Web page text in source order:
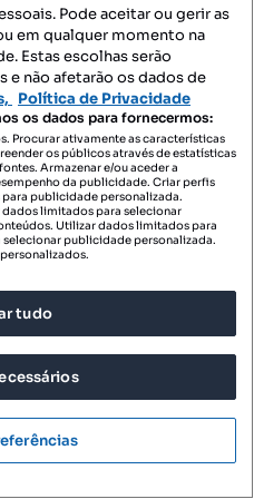
- Águeda
Pode aceitar ou gerir as
em qualquer momento na
Estas escolhas serão
e não afetarão os dados de
Política de Privacidade
os dados para fornecermos:
Procurar ativamente as características
os públicos através de estatísticas
Armazenar e/ou aceder a
da publicidade. Criar perfis
publicidade personalizada.
limitados para selecionar
Utilizar dados limitados para
publicidade personalizada.
tudo